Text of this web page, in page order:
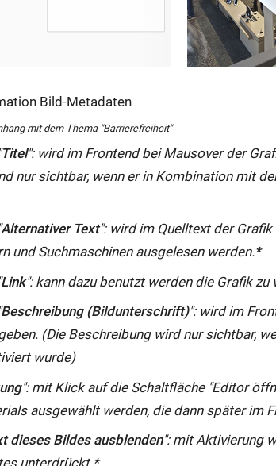
Bild-Metadaten
mit dem Thema "Barrierefreiheit"
Titel": wird im Frontend bei Mausover der
nur sichtbar, wenn er in Kombination mit
Alternativer Text": wird im Quelltext der
und Suchmaschinen ausgelesen werden.*
Link": kann dazu benutzt werden die Grafik zu
Beschreibung (Bildunterschrift)": wird im
(Die Beschreibung wird nur sichtbar,
wurde)
": mit Klick auf die Schaltfläche "Editor
ausgewählt werden, die dann später im
dieses Bildes ausblenden": mit Aktivierung